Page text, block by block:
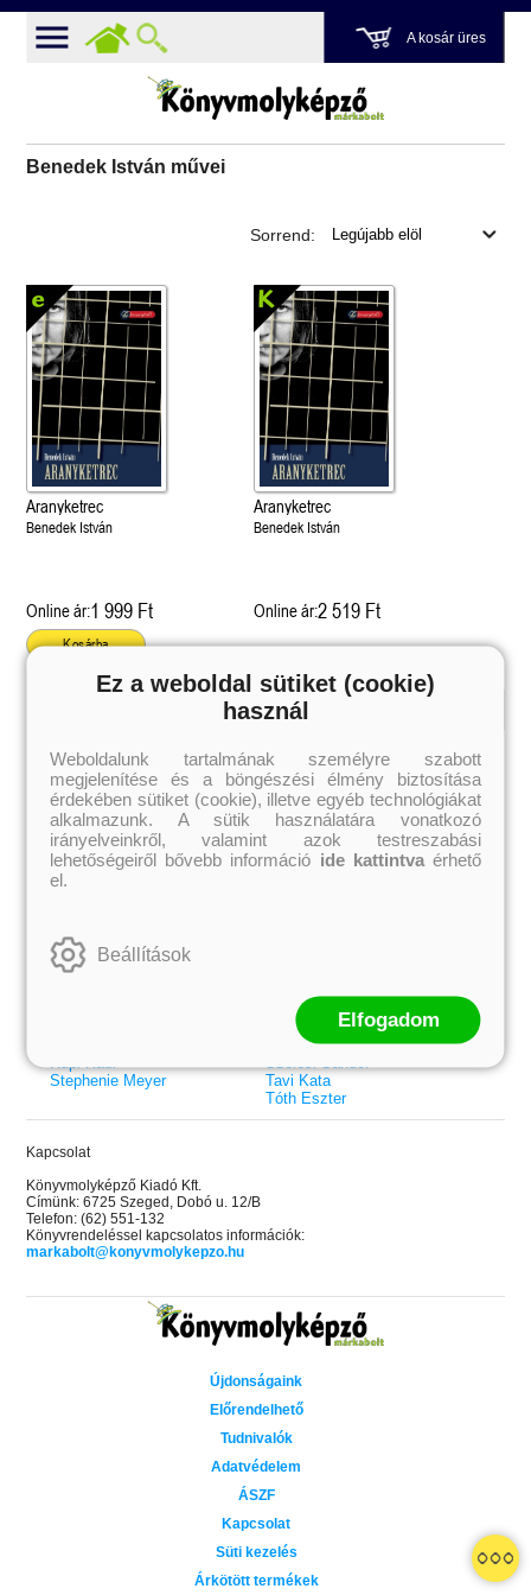
A kosár üres
Benedek István művei
Grace and Glory - Kegyelem és
dicsőség (Az Előhírnök-trilógia
Különleges éldekorált kiadás!
Bad Girl Reputation
lány (Avalon Bay 2.)
Elle Kennedy
Sorrend:
Aranyketrec
Benedek István
Online ár:1 999 Ft
Kosárba
Aranyketrec
Benedek István
Online ár:2 519 Ft
Külföldiek
Brigid Kemmerer
Cassandra Clare
Colleen Hoover
Elle Kennedy
Erin Watt
Holly Webb
Jenny Han
Leigh Bardugo
Maggie Stiefvater
Rupi Kaur
Stephenie Meyer
Magyarok
Ashley Carrigan
Benina
Bessenyei Gábor
Bodor Attila
Böszörményi Gyula
Rácz-Stefán Tibor
Róbert Katalin
Spirit Bliss
Szélesi Sándor
Tavi Kata
Tóth Eszter
Kapcsolat
Könyvmolyképző Kiadó Kft.
Címünk: 6725 Szeged, Dobó u. 12/B
Telefon: (62) 551-132
Könyvrendeléssel kapcsolatos információk:
markabolt@konyvmolykepzo.hu
Újdonságaink
Előrendelhető
Tudnivalók
Adatvédelem
ÁSZF
Kapcsolat
Süti kezelés
Árkötött termékek
Ez a weboldal sütiket (cookie)
használ
Weboldalunk tartalmának személyre szabott
megjelenítése és a böngészési élmény biztosítása
érdekében sütiket (cookie), illetve egyéb technológiákat
alkalmazunk. A sütik használatára vonatkozó
irányelveinkről, valamint azok testreszabási
lehetőségeiről bővebb információ ide kattintvaérhető
el.
Beállítások
Elfogadom